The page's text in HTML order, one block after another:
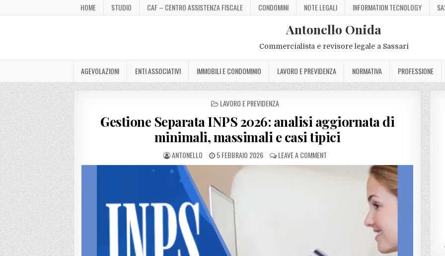
HOME STUDIO CAF – CENTRO ASSISTENZA FISCALE CONDOMINI NOTE LEGALI INFORMATION TECNOLOGY
Antonello Onida
Commercialista e revisore legale a Sassari
AGEVOLAZIONI ENTI ASSOCIATIVI IMMOBILI E CONDOMINIO LAVORO E PREVIDENZA NORMATIVA PROFESSIONE
POSTED
LAVORO E PREVIDENZA
Gestione Separata INPS 2026: analisi aggiornata di
minimali, massimali e casi tipici
ANTONELLO 5 FEBBRAIO 2026 LEAVE A COMMENT